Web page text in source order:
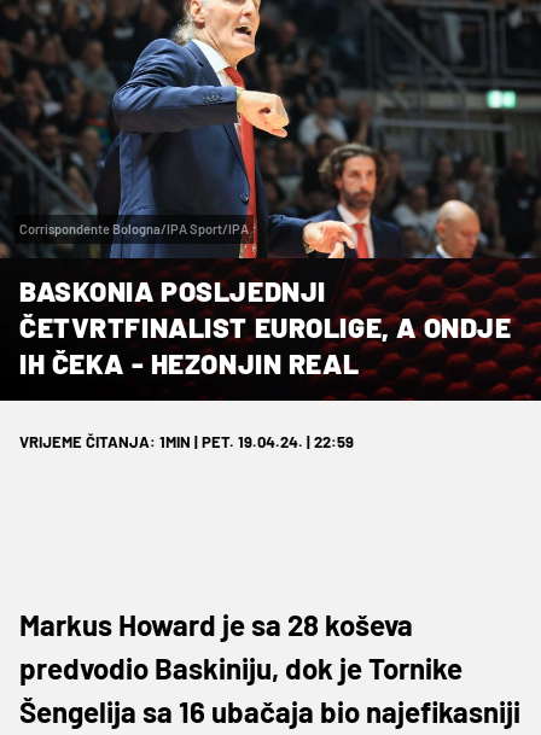
Corrispondente Bologna/IPA Sport/IPA
BASKONIA POSLJEDNJI
ČETVRTFINALIST EUROLIGE, A ONDJE
IH ČEKA - HEZONJIN REAL
VRIJEME ČITANJA: 1MIN | PET. 19.04.24. | 22:59
Markus Howard je sa 28 koševa
predvodio Baskiniju, dok je Tornike
Šengelija sa 16 ubačaja bio najefikasniji